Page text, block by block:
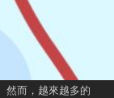
然而，越來越多的